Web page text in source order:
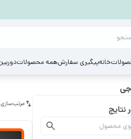
خانهپیگیری سفارشهمه محصولات
نتایج